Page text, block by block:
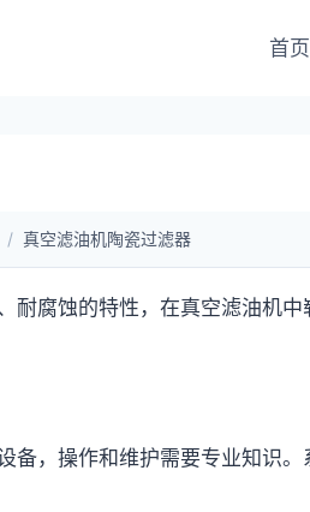
首页
/ 真空滤油机陶瓷过滤器
耐腐蚀的特性，在真空滤油机中
备，操作和维护需要专业知识